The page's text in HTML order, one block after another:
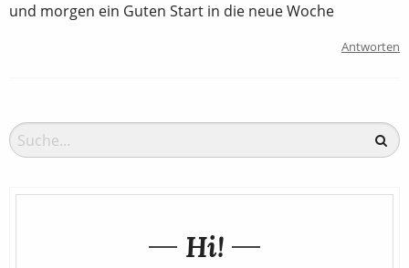
und morgen ein Guten Start in die neue Woche
Antworten
Hi!